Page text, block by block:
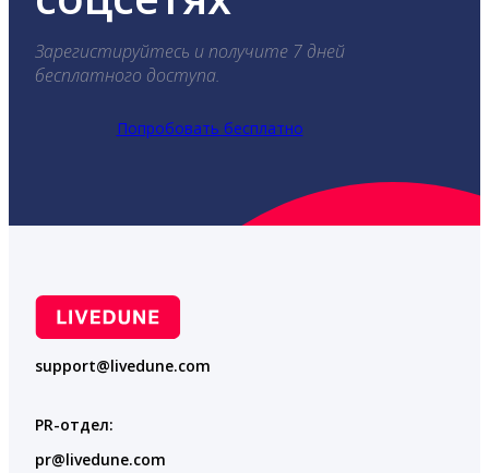
Зарегистируйтесь и получите 7 дней
бесплатного доступа.
Попробовать бесплатно
support@livedune.com
PR-отдел:
pr@livedune.com